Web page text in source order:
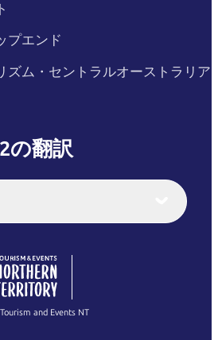
プエンド
ズム・セントラルオーストラリア
の翻訳
繁體中文
and Events NT